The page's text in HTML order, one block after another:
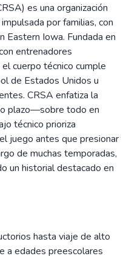
es una organización
por familias, con
Eastern Iowa. Fundada en
entrenadores
cuerpo técnico cumple
de Estados Unidos u
CRSA enfatiza la
plazo—sobre todo en
técnico prioriza
juego antes que presionar
de muchas temporadas,
un historial destacado en
hasta viaje de alto
a edades preescolares